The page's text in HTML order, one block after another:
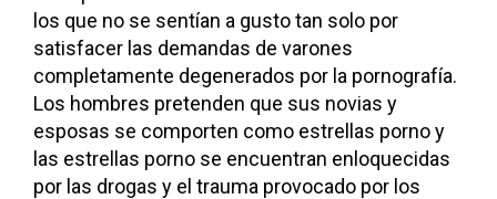
los que no se sentían a gusto tan solo por
satisfacer las demandas de varones
completamente degenerados por la pornografía.
Los hombres pretenden que sus novias y
esposas se comporten como estrellas porno y
las estrellas porno se encuentran enloquecidas
por las drogas y el trauma provocado por los